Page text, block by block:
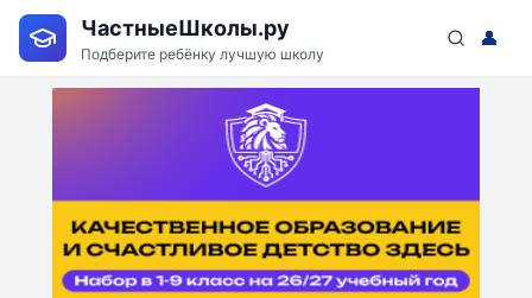
ЧастныеШколы.ру
Подберите ребёнку лучшую школу
👤